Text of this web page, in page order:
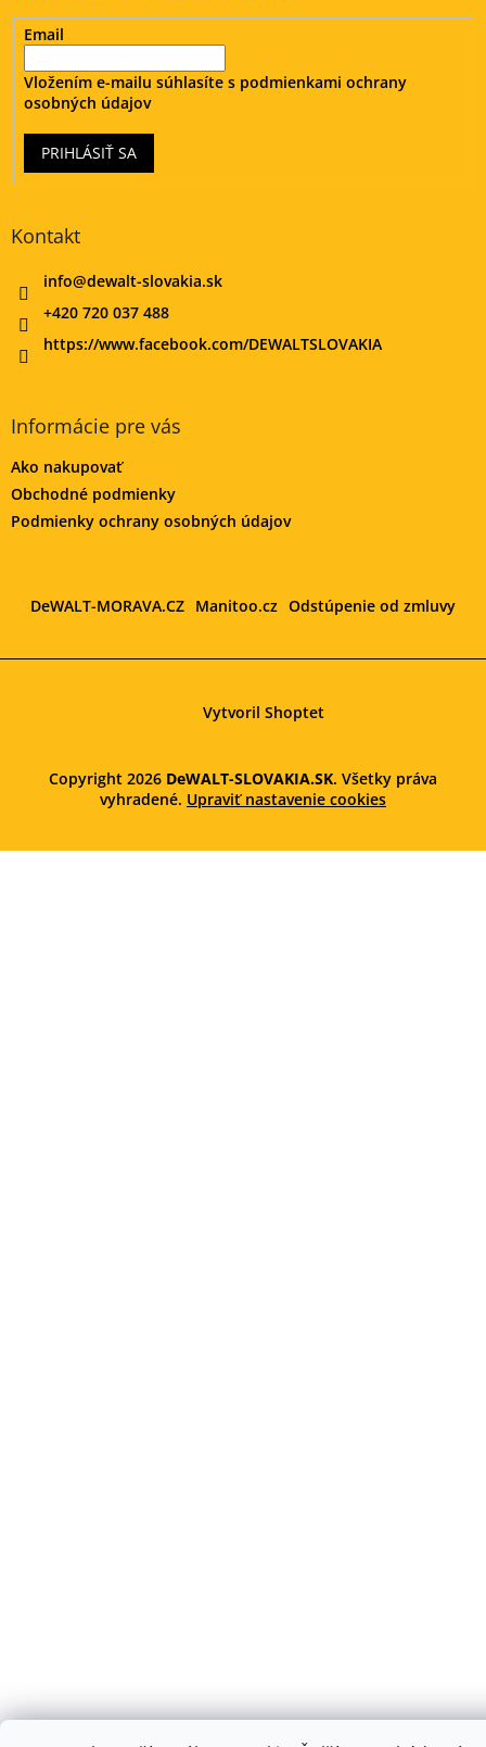
Email
Vložením e-mailu súhlasíte s podmienkami ochrany
osobných údajov
PRIHLÁSIŤ SA
Kontakt
info@dewalt-slovakia.sk
+420 720 037 488
https://www.facebook.com/DEWALTSLOVAKIA
Informácie pre vás
Ako nakupovať
Obchodné podmienky
Podmienky ochrany osobných údajov
DeWALT-MORAVA.CZ Manitoo.cz Odstúpenie od zmluvy
Vytvoril Shoptet
Copyright 2026 DeWALT-SLOVAKIA.SK. Všetky práva
vyhradené. Upraviť nastavenie cookies